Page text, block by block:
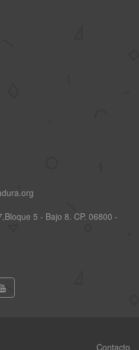
5 - Bajo 8. CP. 06800 -
Contacto